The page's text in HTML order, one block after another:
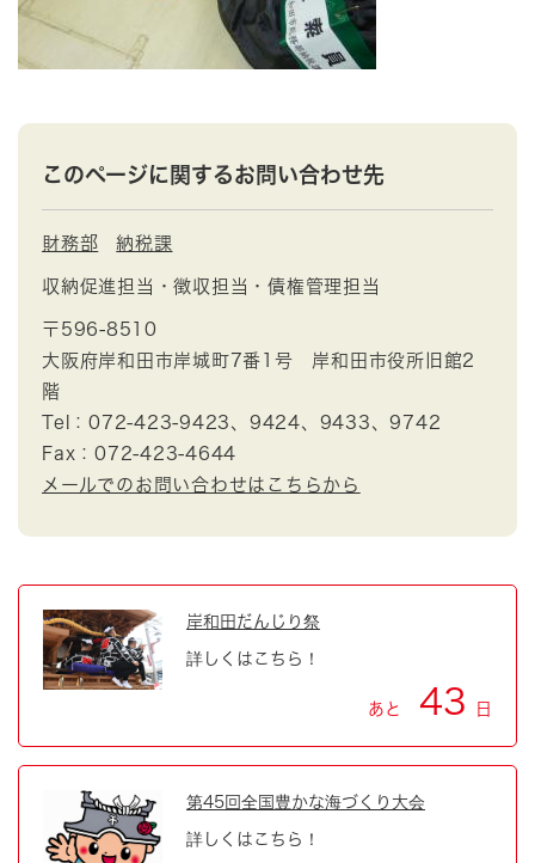
このページに関するお問い合わせ先
財務部 納税課
収納促進担当・徴収担当・債権管理担当
〒596-8510
大阪府岸和田市岸城町7番1号 岸和田市役所旧館2
階
Tel：072-423-9423、9424、9433、9742
Fax：072-423-4644
メールでのお問い合わせはこちらから
岸和田だんじり祭
詳しくはこちら！
あと 43 日
第45回全国豊かな海づくり大会
詳しくはこちら！